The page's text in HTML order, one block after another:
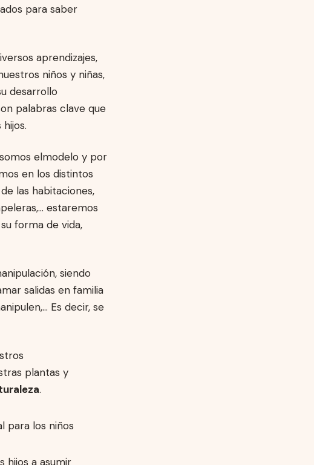
para saber
aprendizajes,
niños y niñas,
desarrollo
palabras clave que
elmodelo y por
en los distintos
las habitaciones,
estaremos
forma de vida,
, siendo
salidas en familia
Es decir, se
plantas y
.
hijos a asumir